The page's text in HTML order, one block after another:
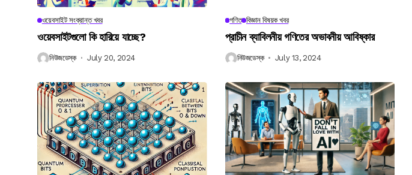
ওয়েবসাইট সংক্রান্ত খবর
ওয়েবসাইটগুলো কি হারিয়ে যাচ্ছে?
নিউজডেস্ক July 20, 2024
গণিত বিজ্ঞান বিষয়ক খবর
প্রাচীন ব্যাবিলনীয় গণিতের অভাবনীয় আবিষ্কার
নিউজডেস্ক July 13, 2024